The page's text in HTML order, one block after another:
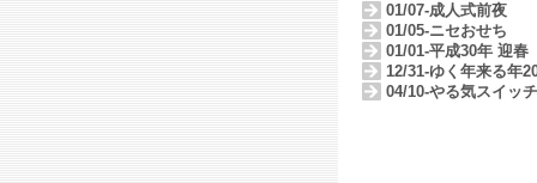
01/07-成人式前夜
01/05-ニセおせち
01/01-平成30年 迎春
12/31-ゆく年来る年
04/10-やる気スイッチ